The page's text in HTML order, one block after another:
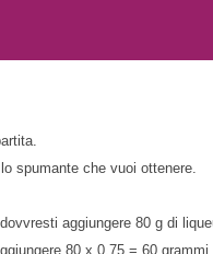
spumante che vuoi ottenere.
aggiungere 80 g di
80 x 0,75 = 60